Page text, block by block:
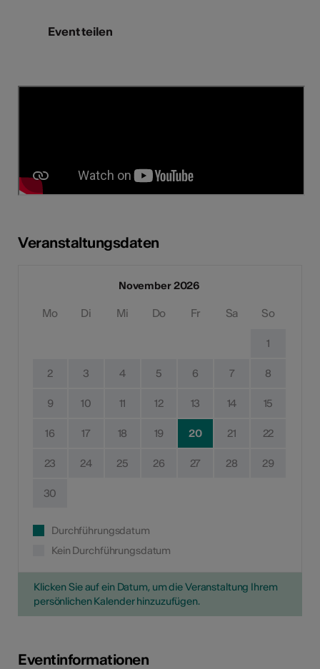
Event teilen
Veranstaltungsdaten
November 2026
Mo Di Mi Do Fr Sa So
1
2 3 4 5 6 7 8
9 10 11 12 13 14 15
16 17 18 19 20 21 22
23 24 25 26 27 28 29
30
Durchführungsdatum
Kein Durchführungsdatum
Klicken Sie auf ein Datum, um die Veranstaltung Ihrem
persönlichen Kalender hinzuzufügen.
Eventinformationen